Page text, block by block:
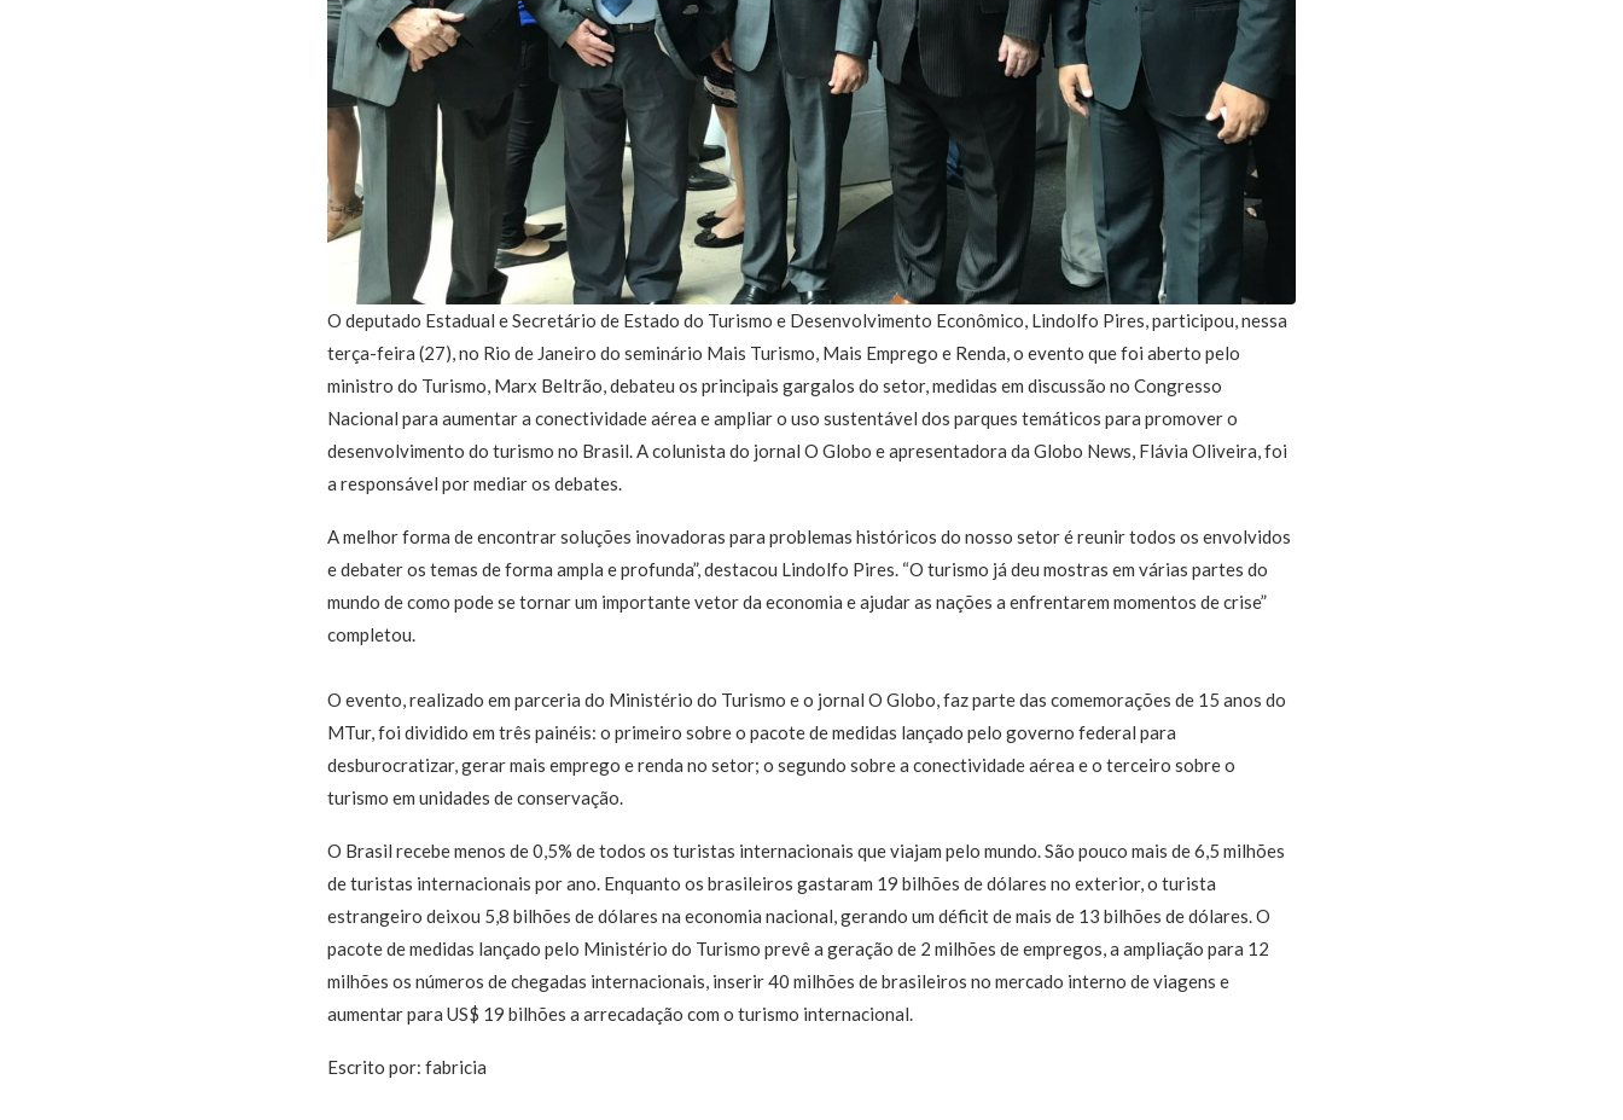
O deputado Estadual e Secretário de Estado do Turismo e Desenvolvimento Econômico, Lindolfo Pires, participou, nessa
terça-feira (27), no Rio de Janeiro do seminário Mais Turismo, Mais Emprego e Renda, o evento que foi aberto pelo
ministro do Turismo, Marx Beltrão, debateu os principais gargalos do setor, medidas em discussão no Congresso
Nacional para aumentar a conectividade aérea e ampliar o uso sustentável dos parques temáticos para promover o
desenvolvimento do turismo no Brasil. A colunista do jornal O Globo e apresentadora da Globo News, Flávia Oliveira, foi
a responsável por mediar os debates.
A melhor forma de encontrar soluções inovadoras para problemas históricos do nosso setor é reunir todos os envolvidos
e debater os temas de forma ampla e profunda”, destacou Lindolfo Pires. “O turismo já deu mostras em várias partes do
mundo de como pode se tornar um importante vetor da economia e ajudar as nações a enfrentarem momentos de crise”
completou.
O evento, realizado em parceria do Ministério do Turismo e o jornal O Globo, faz parte das comemorações de 15 anos do
MTur, foi dividido em três painéis: o primeiro sobre o pacote de medidas lançado pelo governo federal para
desburocratizar, gerar mais emprego e renda no setor; o segundo sobre a conectividade aérea e o terceiro sobre o
turismo em unidades de conservação.
O Brasil recebe menos de 0,5% de todos os turistas internacionais que viajam pelo mundo. São pouco mais de 6,5 milhões
de turistas internacionais por ano. Enquanto os brasileiros gastaram 19 bilhões de dólares no exterior, o turista
estrangeiro deixou 5,8 bilhões de dólares na economia nacional, gerando um déficit de mais de 13 bilhões de dólares. O
pacote de medidas lançado pelo Ministério do Turismo prevê a geração de 2 milhões de empregos, a ampliação para 12
milhões os números de chegadas internacionais, inserir 40 milhões de brasileiros no mercado interno de viagens e
aumentar para US$ 19 bilhões a arrecadação com o turismo internacional.
Escrito por: fabricia